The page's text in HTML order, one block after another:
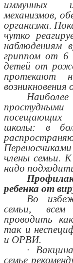
иммунных и
механизмов,
организма.
чутко
гриппом от
детей от
протекают
возникновения
посещающих
школы: в
члены семьи.
надо
ребенка от
Во
семьи, всем
проводить
так и
и ОРВИ.
·
семье